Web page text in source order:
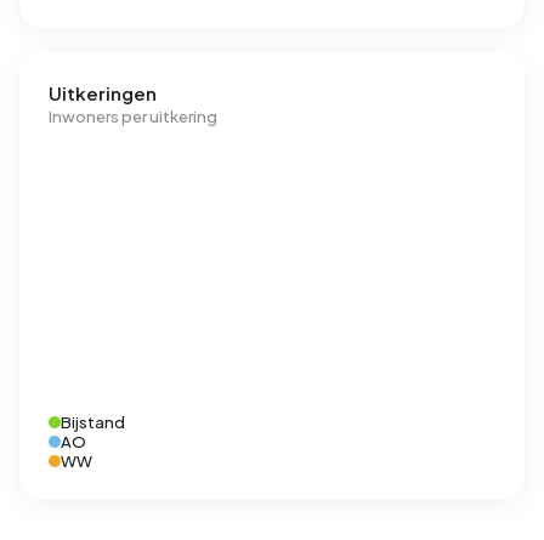
Uitkeringen
Inwoners per uitkering
Bijstand
AO
WW